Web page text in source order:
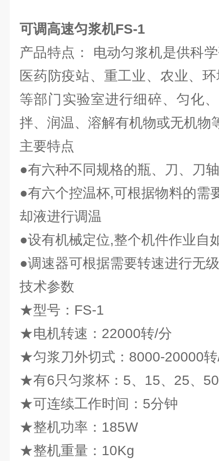
可调高速匀浆机FS-1
产品特点： 电动匀浆机是供科
医药防疫站、重工业、农业、
等部门实验室进行细碎、匀化
拌、润温、溶解有机物或无机物
主要特点
●有六种不同规格的瓶、刀、刀轴
●有六个控温杯,可根据物料的需
却液进行调温
●设有机械定位,整个机件作业自
●调速器可根据需要转速进行无
技术参数
★型号：FS-1
★电机转速：22000转/分
★匀浆刀外切式：8000-20000
★有6只匀浆杯：5、15、25、
★可连续工作时间：5分钟
★整机功率：185W
★整机重量：10Kg